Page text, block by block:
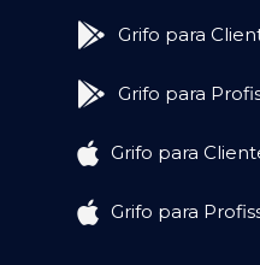
Grifo para
Grifo para
Grifo para
Grifo para